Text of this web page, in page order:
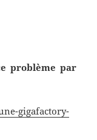
problème par
gigafactory-